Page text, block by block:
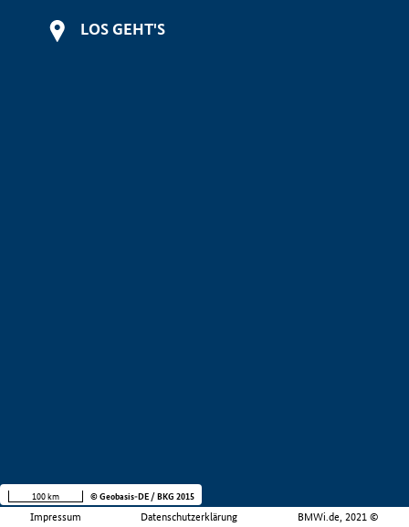
LOS GEHT'S
Impressum Datenschutzerklärung BMWi.de, 2021 ©
100 km © Geobasis-DE / BKG 2015